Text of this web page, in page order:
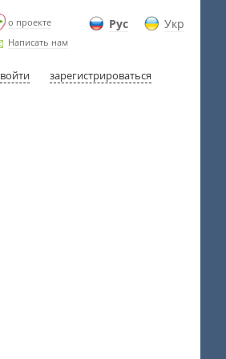
Рус Укр
о проекте
Написать нам
войти зарегистрироваться